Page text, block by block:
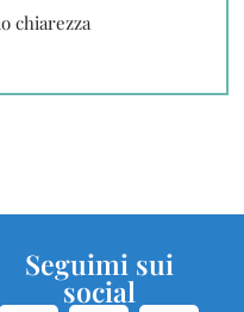
chiarezza
Seguimi sui
social